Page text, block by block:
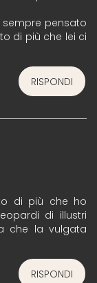
sempre pensato
di più che lei ci
RISPONDI
di più che ho
di illustri
che la vulgata
RISPONDI